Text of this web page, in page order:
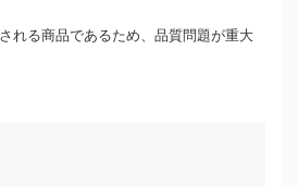
れる商品であるため、品質問題が重大